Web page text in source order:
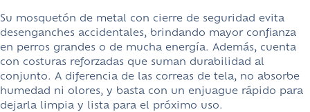
Su mosquetón de metal con cierre de seguridad evita
desenganches accidentales, brindando mayor confianza
en perros grandes o de mucha energía. Además, cuenta
con costuras reforzadas que suman durabilidad al
conjunto. A diferencia de las correas de tela, no absorbe
humedad ni olores, y basta con un enjuague rápido para
dejarla limpia y lista para el próximo uso.